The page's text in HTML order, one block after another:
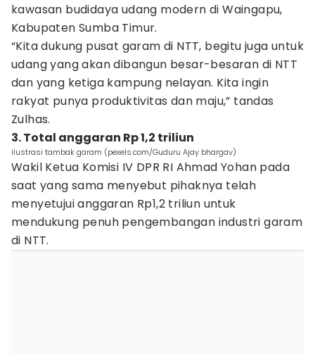
kawasan budidaya udang modern di Waingapu,
Kabupaten Sumba Timur.
“Kita dukung pusat garam di NTT, begitu juga untuk
udang yang akan dibangun besar-besaran di NTT
dan yang ketiga kampung nelayan. Kita ingin
rakyat punya produktivitas dan maju,” tandas
Zulhas.
3. Total anggaran Rp 1,2 triliun
ilustrasi tambak garam (pexels.com/Guduru Ajay bhargav)
Wakil Ketua Komisi IV DPR RI Ahmad Yohan pada
saat yang sama menyebut pihaknya telah
menyetujui anggaran Rp1,2 triliun untuk
mendukung penuh pengembangan industri garam
di NTT.